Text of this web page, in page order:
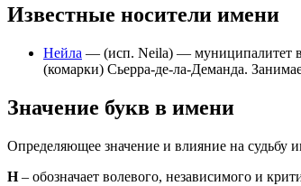
Известные носители имени
Нейла — (исп. Neila) — муниципалитет в
(комарки) Сьерра-де-ла-Деманда.
Значение букв в имени
Определяющее значение и влияние на судьбу
Н– обозначает волевого, независимого и